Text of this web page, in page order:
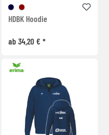
HDBK Hoodie
ab 34,20 € *